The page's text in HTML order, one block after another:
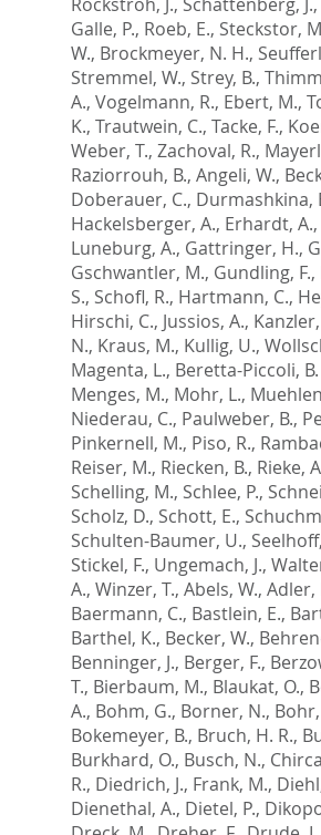
Galle, P., Roeb, E., Steckstor,
W., Brockmeyer, N. H.,
Stremmel, W., Strey, B.,
A., Vogelmann, R., Ebert, M.,
K., Trautwein, C., Tacke, F.,
Weber, T., Zachoval, R.,
Raziorrouh, B., Angeli, W.,
Doberauer, C., Durmashkina,
Hackelsberger, A., Erhardt, A.,
Luneburg, A., Gattringer, H.,
Gschwantler, M., Gundling, F.,
S., Schofl, R., Hartmann, C.,
Hirschi, C., Jussios, A.,
N., Kraus, M., Kullig, U.,
Magenta, L., Beretta-Piccoli,
Menges, M., Mohr, L.,
Niederau, C., Paulweber, B.,
Pinkernell, M., Piso, R.,
Reiser, M., Riecken, B., Rieke,
Schelling, M., Schlee, P.,
Scholz, D., Schott, E.,
Schulten-Baumer, U.,
Stickel, F., Ungemach, J.,
A., Winzer, T., Abels, W., Adler,
Baermann, C., Bastlein, E.,
Barthel, K., Becker, W.,
Benninger, J., Berger, F.,
T., Bierbaum, M., Blaukat, O.,
A., Bohm, G., Borner, N.,
Bokemeyer, B., Bruch, H. R.,
Burkhard, O., Busch, N.,
R., Diedrich, J., Frank, M.,
Dienethal, A., Dietel, P.,